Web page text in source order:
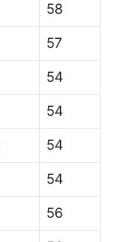
58
57
54
54
54
54
56